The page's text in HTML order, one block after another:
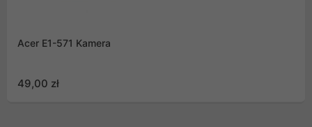
Acer E1-571 Kamera
49,00 zł